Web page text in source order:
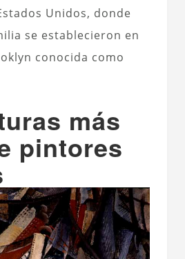
Unidos, donde
se establecieron en
conocida como
más
pintores